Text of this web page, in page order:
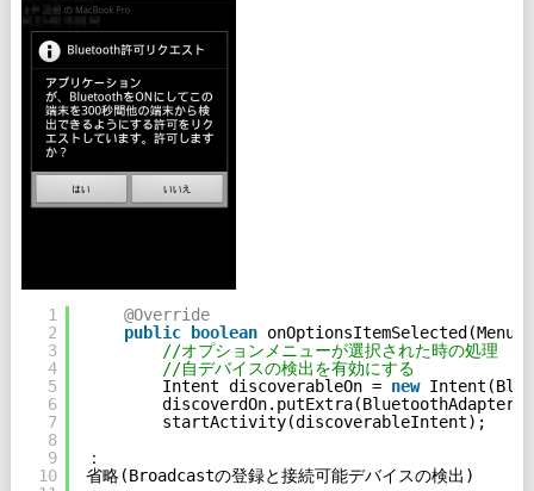
1
2
3
4
5
6
7
8
9
10
@Override
public
boolean
//オプションメニューが選択された時の処理
//自デバイスの検出を有効にする
Intent discoverableOn = new
startActivity(discoverableIntent);
：
省略(Broadcastの登録と接続可能デバイスの検出)